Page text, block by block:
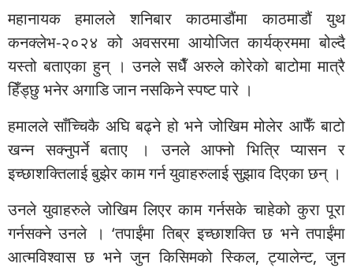
महानायक हमालले शनिबार काठमाडौंमा काठमाडौं युथ
कनक्लेभ-२०२४ को अवसरमा आयोजित कार्यक्रममा बोल्दै
यस्तो बताएका हुन् । उनले सधैँ अरुले कोरेको बाटोमा मात्रै
हिँड्छु भनेर अगाडि जान नसकिने स्पष्ट पारे ।
हमालले साँच्चिकै अघि बढ्ने हो भने जोखिम मोलेर आफैँ बाटो
खन्न सक्नुपर्ने बताए । उनले आफ्नो भित्रि प्यासन र
इच्छाशक्तिलाई बुझेर काम गर्न युवाहरुलाई सुझाव दिएका छन् ।
उनले युवाहरुले जोखिम लिएर काम गर्नसके चाहेको कुरा पूरा
गर्नसक्ने उनले । ‘तपाईंमा तिब्र इच्छाशक्ति छ भने तपाईंमा
आत्मविश्वास छ भने जुन किसिमको स्किल, ट्यालेन्ट, जुन